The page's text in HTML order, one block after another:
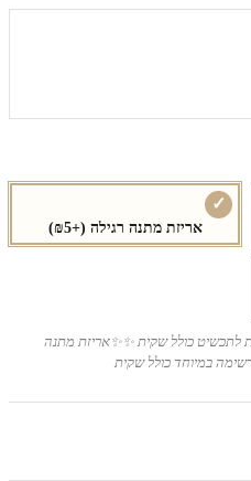
אריזת מתנה רגילה (+₪5)
לתכשיט כולל שקית ✨✨אריזת מתנה
במיוחד כולל שקית